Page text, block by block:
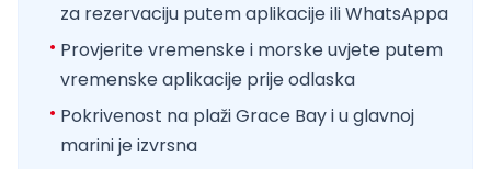
za rezervaciju putem aplikacije ili WhatsAppa
Provjerite vremenske i morske uvjete putem
vremenske aplikacije prije odlaska
Pokrivenost na plaži Grace Bay i u glavnoj
marini je izvrsna